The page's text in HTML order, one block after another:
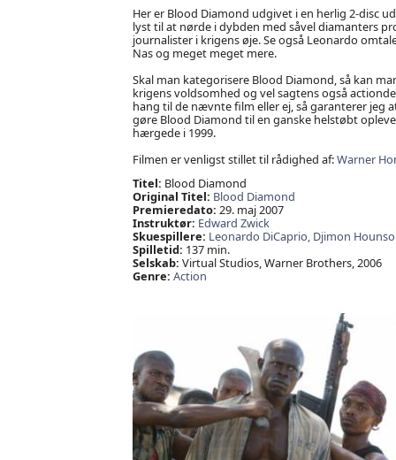
Her er Blood Diamond udgivet i en herlig 2-disc
lyst til at nørde i dybden med såvel diamanters
journalister i krigens øje. Se også Leonardo
Nas og meget meget mere.
Skal man kategorisere Blood Diamond, så kan
krigens voldsomhed og vel sagtens også
hang til de nævnte film eller ej, så garanterer
gøre Blood Diamond til en ganske helstøbt
hærgede i 1999.
Filmen er venligst stillet til rådighed af:Warner
Titel: Blood Diamond
Original Titel: Blood Diamond
Premieredato: 29. maj 2007
Instruktør: Edward Zwick
Skuespillere: Leonardo DiCaprio, Djimon
Spilletid: 137 min.
Selskab: Virtual Studios, Warner Brothers, 2006
Genre: Action